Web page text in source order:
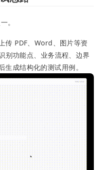
。
传 PDF、Word、图片等资
别功能点、业务流程、边界
成结构化的测试用例。